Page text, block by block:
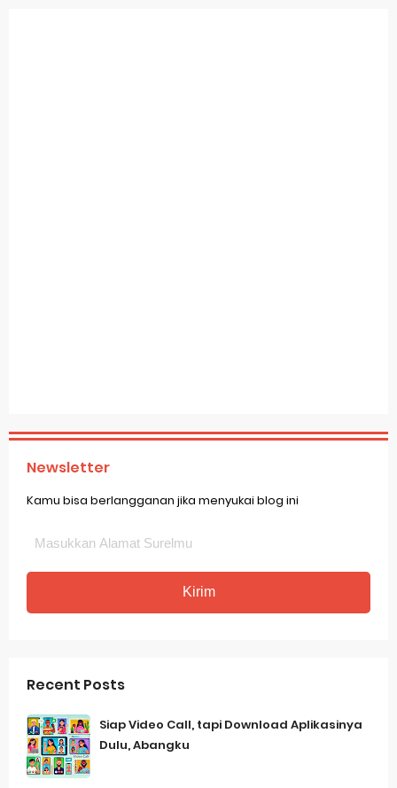
Newsletter
Kamu bisa berlangganan jika menyukai blog ini
Recent Posts
Siap Video Call, tapi Download Aplikasinya
Dulu, Abangku